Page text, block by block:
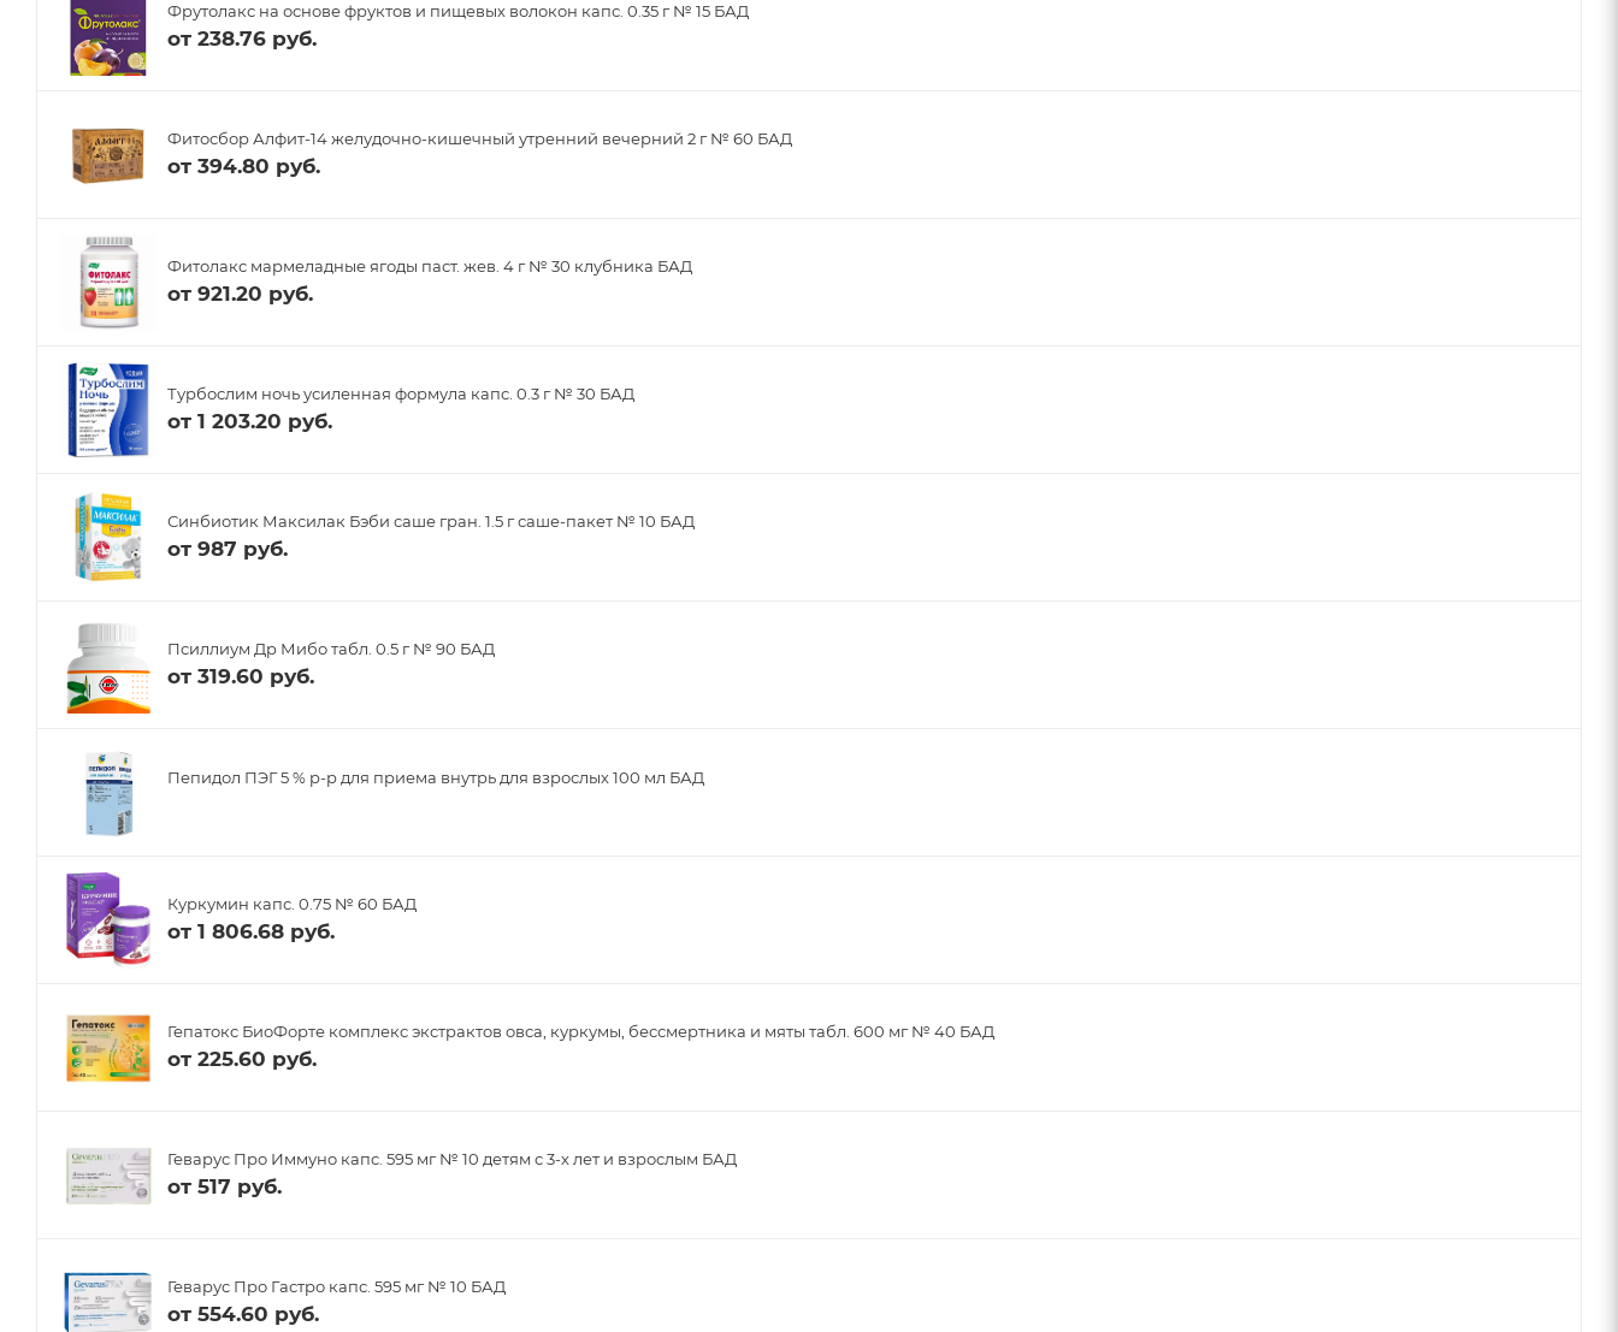
Фрутолакс на основе фруктов и пищевых волокон капс. 0.35 г № 15 БАД
от 238.76 руб.
Фитосбор Алфит-14 желудочно-кишечный утренний вечерний 2 г № 60 БАД
от 394.80 руб.
Фитолакс мармеладные ягоды паст. жев. 4 г № 30 клубника БАД
от 921.20 руб.
Турбослим ночь усиленная формула капс. 0.3 г № 30 БАД
от 1 203.20 руб.
Синбиотик Максилак Бэби саше гран. 1.5 г саше-пакет № 10 БАД
от 987 руб.
Псиллиум Др Мибо табл. 0.5 г № 90 БАД
от 319.60 руб.
Пепидол ПЭГ 5 % р-р для приема внутрь для взрослых 100 мл БАД
Куркумин капс. 0.75 № 60 БАД
от 1 806.68 руб.
Гепатокс БиоФорте комплекс экстрактов овса, куркумы, бессмертника и мяты табл. 600 мг № 40 БАД
от 225.60 руб.
Геварус Про Иммуно капс. 595 мг № 10 детям с 3-х лет и взрослым БАД
от 517 руб.
Геварус Про Гастро капс. 595 мг № 10 БАД
от 554.60 руб.